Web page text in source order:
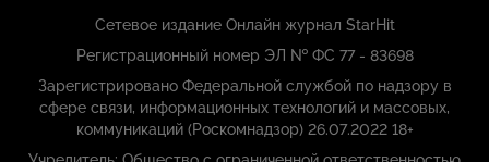
Сетевое издание Онлайн журнал StarHit
Регистрационный номер ЭЛ № ФС 77 - 83698
Зарегистрировано Федеральной службой по надзору в
сфере связи, информационных технологий и массовых,
коммуникаций (Роскомнадзор) 26.07.2022 18+